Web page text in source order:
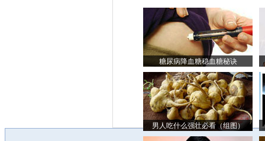
糖尿病降血糖稳血糖秘诀
男人吃什么强壮必看（组图）